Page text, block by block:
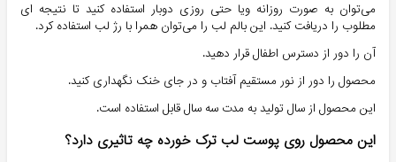
می‌توان به صورت روزانه ویا حتی روزی دوبار استفاده کنید تا نتیجه ای
مطلوب را دریافت کنید. این بالم لب را می‌توان همرا با رژ لب استفاده کرد.
آن را دور از دسترس اطفال قرار دهید.
محصول را دور از نور مستقیم آفتاب و در جای خنک نگهداری کنید.
این محصول از سال تولید به مدت سه سال قابل استفاده است.
این محصول روی پوست لب ترک خورده چه تاثیری دارد؟